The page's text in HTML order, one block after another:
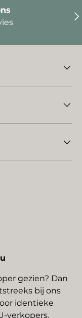
gezien? Dan
bij ons
identieke
verkopers.